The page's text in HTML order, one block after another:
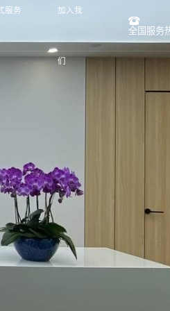
服务 加入我
们
全国服务